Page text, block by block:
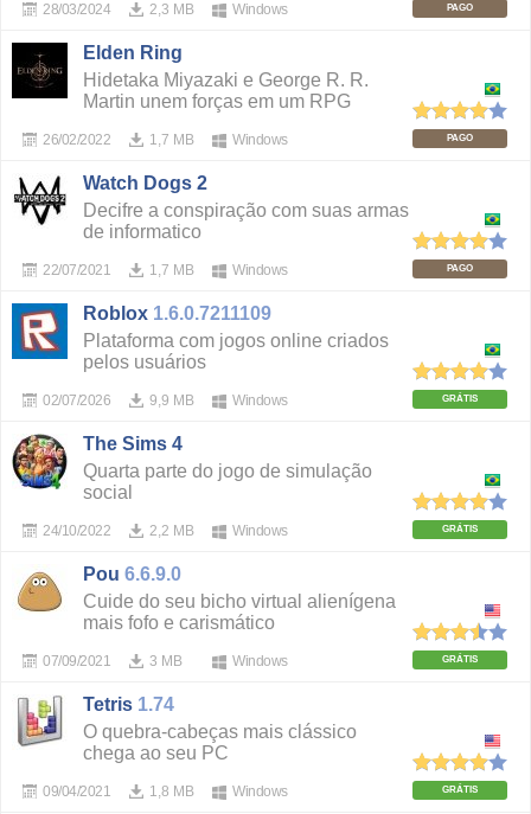
PAGO
2,3 MB
28/03/2024 Windows
Elden Ring
Hidetaka Miyazaki e George R. R.
Martin unem forças em um RPG
PAGO
1,7 MB
26/02/2022 Windows
Watch Dogs 2
Decifre a conspiração com suas armas
de informatico
PAGO
1,7 MB
22/07/2021 Windows
Roblox 1.6.0.7211109
Plataforma com jogos online criados
pelos usuários
GRÁTIS
9,9 MB
02/07/2026 Windows
The Sims 4
Quarta parte do jogo de simulação
social
GRÁTIS
2,2 MB
24/10/2022 Windows
Pou 6.6.9.0
Cuide do seu bicho virtual alienígena
mais fofo e carismático
GRÁTIS
3 MB
07/09/2021 Windows
Tetris 1.74
O quebra-cabeças mais clássico
chega ao seu PC
GRÁTIS
1,8 MB
09/04/2021 Windows